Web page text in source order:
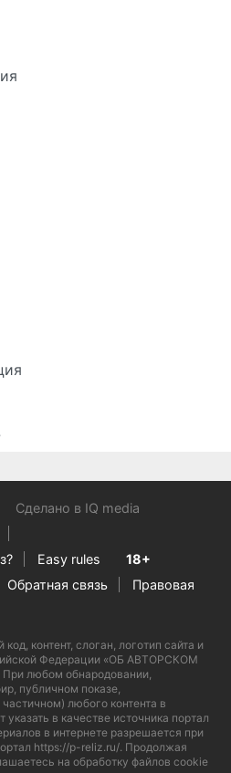
Сделано в IQ media
Easy rules
18+
Обратная связь
Правовая
контент, слоган, логотип сайта и
Федерации «ОБ АВТОРСКОМ
любом обнародовании,
публичном показе,
любого контента в
в качестве источника портал
в интернете разрешается при
https://p-reliz.ru/. Продолжая
на обработку файлов cookie